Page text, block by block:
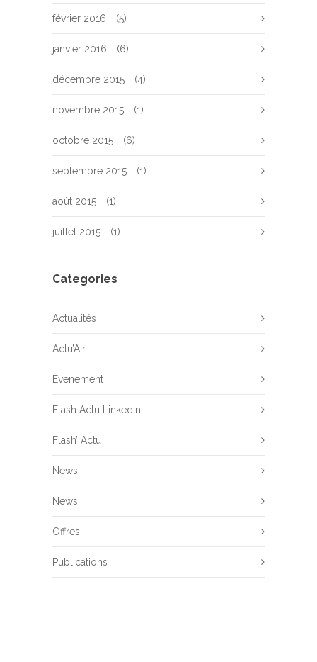
février 2016 (5)
janvier 2016 (6)
décembre 2015 (4)
novembre 2015 (1)
octobre 2015 (6)
septembre 2015 (1)
août 2015 (1)
juillet 2015 (1)
Categories
Actualités
Actu’Air
Evenement
Flash Actu Linkedin
Flash’ Actu
News
News
Offres
Publications